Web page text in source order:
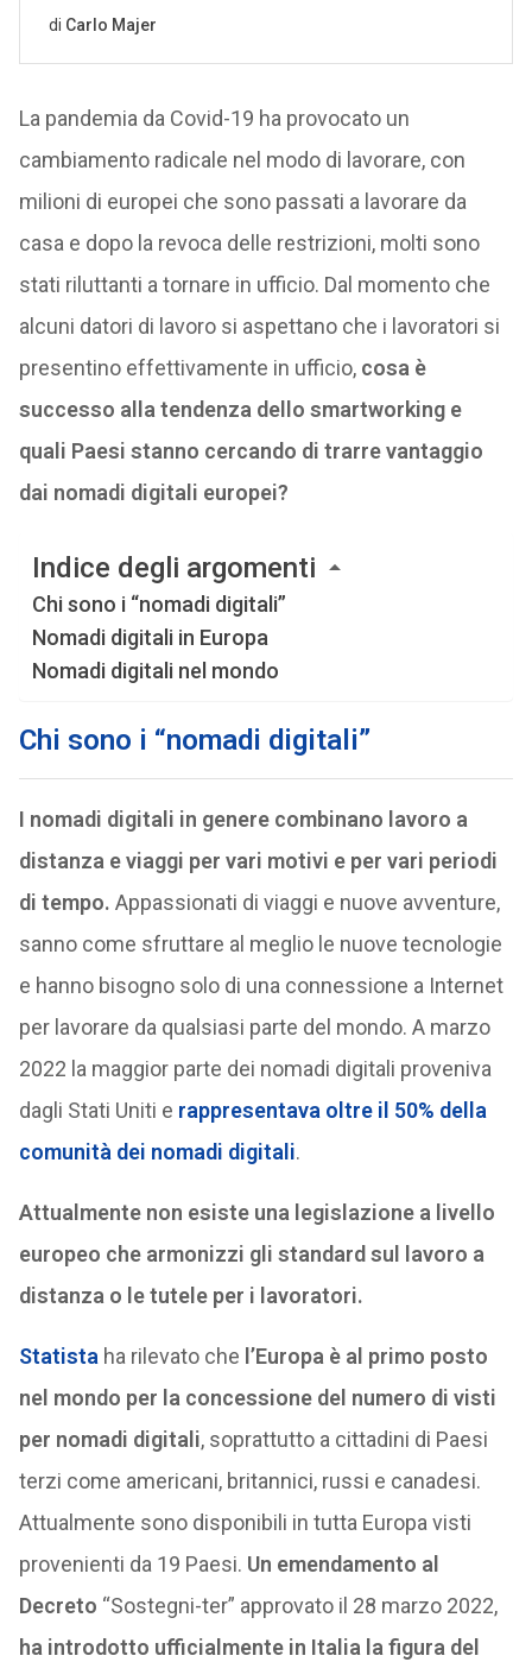
La pandemia da Covid-19 ha provocato un
cambiamento radicale nel modo di lavorare, con
milioni di europei che sono passati a lavorare da
casa e dopo la revoca delle restrizioni, molti sono
stati riluttanti a tornare in ufficio. Dal momento che
alcuni datori di lavoro si aspettano che i lavoratori si
presentino effettivamente in ufficio, cosa è
successo alla tendenza dello smartworking e
quali Paesi stanno cercando di trarre vantaggio
dai nomadi digitali europei?
Indice degli argomenti
Chi sono i “nomadi digitali”
Nomadi digitali in Europa
Nomadi digitali nel mondo
Chi sono i “nomadi digitali”
I nomadi digitali in genere combinano lavoro a
distanza e viaggi per vari motivi e per vari periodi
di tempo. Appassionati di viaggi e nuove avventure,
sanno come sfruttare al meglio le nuove tecnologie
e hanno bisogno solo di una connessione a Internet
per lavorare da qualsiasi parte del mondo. A marzo
2022 la maggior parte dei nomadi digitali proveniva
dagli Stati Uniti e rappresentava oltre il 50% della
comunità dei nomadi digitali.
Attualmente non esiste una legislazione a livello
europeo che armonizzi gli standard sul lavoro a
distanza o le tutele per i lavoratori.
Statista ha rilevato che l’Europa è al primo posto
nel mondo per la concessione del numero di visti
per nomadi digitali, soprattutto a cittadini di Paesi
terzi come americani, britannici, russi e canadesi.
Attualmente sono disponibili in tutta Europa visti
provenienti da 19 Paesi. Un emendamento al
Decreto “Sostegni-ter” approvato il 28 marzo 2022,
ha introdotto ufficialmente in Italia la figura del